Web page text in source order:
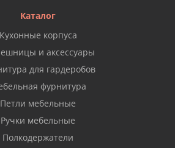
Каталог
Кухонные корпуса
и аксессуары
для гардеробов
фурнитура
Петли мебельные
Ручки мебельные
Полкодержатели